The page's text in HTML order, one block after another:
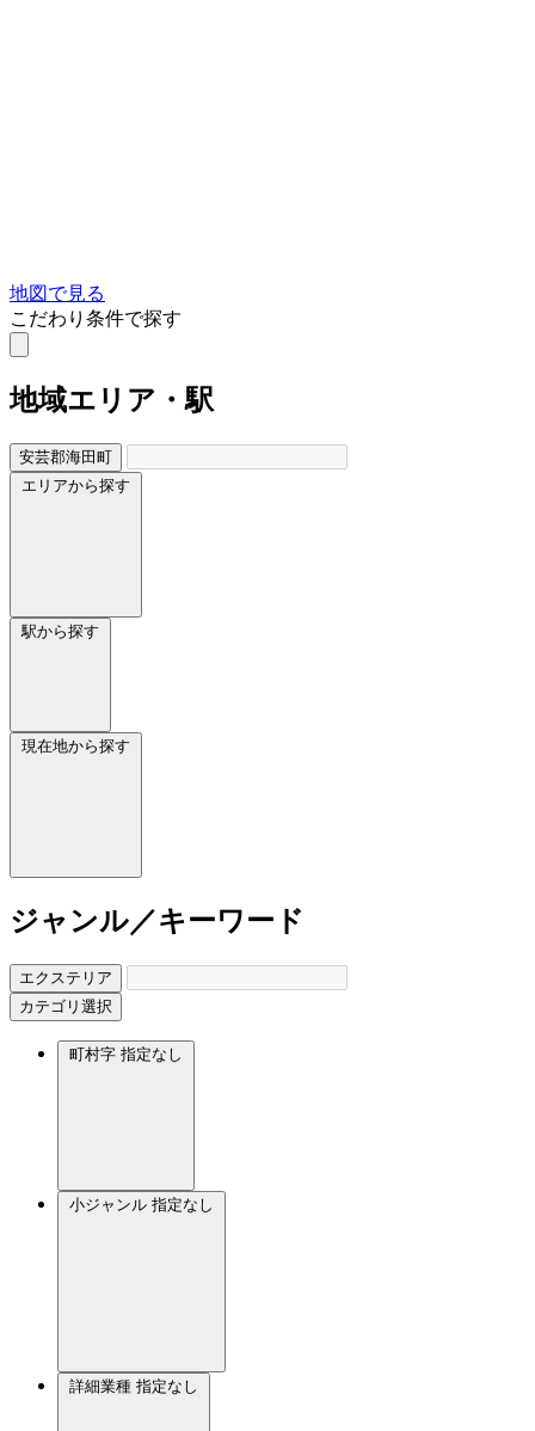
地図で見る
こだわり条件で探す
地域エリア・駅
安芸郡海田町
エリアから探す
駅から探す
現在地から探す
ジャンル／キーワード
エクステリア
カテゴリ選択
町村字 指定なし
小ジャンル 指定なし
詳細業種 指定なし